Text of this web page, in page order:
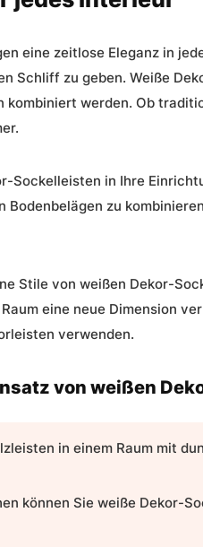
eine zeitlose Eleganz in
Schliff zu geben. Weiße
kombiniert werden. Ob
Sockelleisten in Ihre
zu
Stile von weißen Dekor-
eine neue Dimension
verwenden.
von weißen
in einem Raum mit
können Sie weiße Dekor-